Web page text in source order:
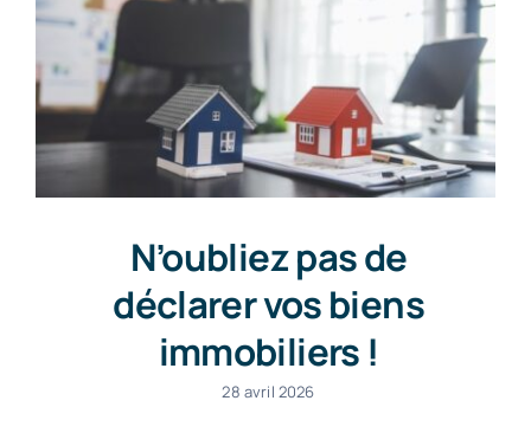
N’oubliez pas de
déclarer vos biens
immobiliers !
28 avril 2026